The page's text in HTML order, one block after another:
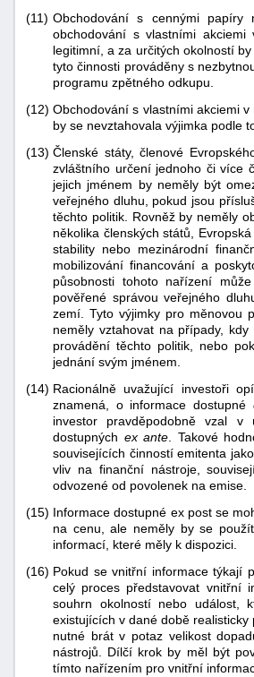
(11) Obchodování s cennými papíry
obchodování s vlastními
legitimní, a za určitých okolností
tyto činnosti prováděny s
programu zpětného odkupu.
(12) Obchodování s vlastními akciemi
by se nevztahovala výjimka podle
(13) Členské státy, členové
zvláštního určení jednoho či více
jejich jménem by neměly být
veřejného dluhu, pokud jsou
těchto politik. Rovněž by neměly
několika členských států,
stability nebo mezinárodní
mobilizování financování a
působnosti tohoto nařízení
pověřené správou veřejného
zemí. Tyto výjimky pro měnovou
neměly vztahovat na případy,
provádění těchto politik, nebo
jednání svým jménem.
(14) Racionálně uvažující investoři
znamená, o informace dostupné
investor pravděpodobně vzal
dostupných ex ante. Takové
souvisejících činností emitenta
vliv na finanční nástroje,
odvozené od povolenek na emise.
(15) Informace dostupné ex post se
na cenu, ale neměly by se
informací, které měly k dispozici.
(16) Pokud se vnitřní informace týkají
celý proces představovat vnitřní
souhrn okolností nebo událost,
existujících v dané době
nutné brát v potaz velikost
nástrojů. Dílčí krok by měl být
tímto nařízením pro vnitřní